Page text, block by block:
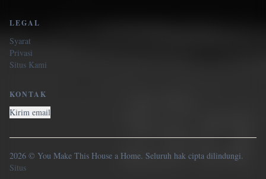
LEGAL
Syarat
Privasi
Situs Kami
KONTAK
Kirim email
2026 © You Make This House a Home. Seluruh hak cipta dilindungi.
Situs